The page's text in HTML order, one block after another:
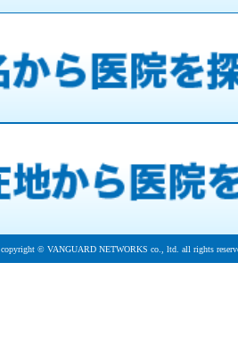
copyright © VANGUARD NETWORKS co., ltd. all rights